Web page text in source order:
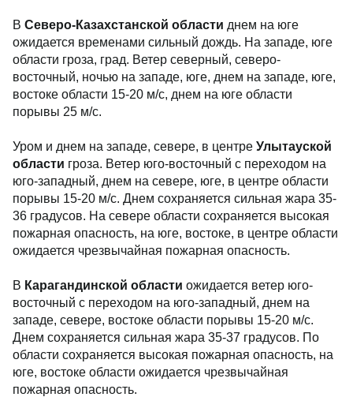
В Северо-Казахстанской области днем на юге
ожидается временами сильный дождь. На западе, юге
области гроза, град. Ветер северный, северо-
восточный, ночью на западе, юге, днем на западе, юге,
востоке области 15-20 м/с, днем на юге области
порывы 25 м/с.
Уром и днем на западе, севере, в центре Улытауской
области гроза. Ветер юго-восточный с переходом на
юго-западный, днем на севере, юге, в центре области
порывы 15-20 м/с. Днем сохраняется сильная жара 35-
36 градусов. На севере области сохраняется высокая
пожарная опасность, на юге, востоке, в центре области
ожидается чрезвычайная пожарная опасность.
В Карагандинской области ожидается ветер юго-
восточный с переходом на юго-западный, днем на
западе, севере, востоке области порывы 15-20 м/с.
Днем сохраняется сильная жара 35-37 градусов. По
области сохраняется высокая пожарная опасность, на
юге, востоке области ожидается чрезвычайная
пожарная опасность.